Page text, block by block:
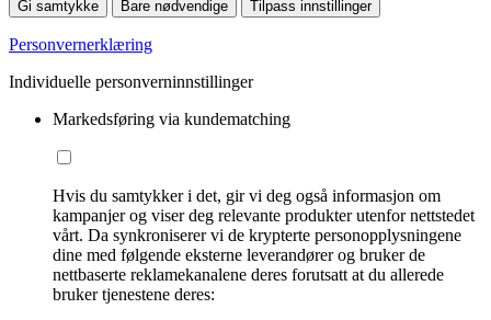
Gi samtykke Bare nødvendige Tilpass innstillinger
Personvernerklæring
Individuelle personverninnstillinger
Markedsføring via kundematching
Hvis du samtykker i det, gir vi deg også informasjon om
kampanjer og viser deg relevante produkter utenfor nettstedet
vårt. Da synkroniserer vi de krypterte personopplysningene
dine med følgende eksterne leverandører og bruker de
nettbaserte reklamekanalene deres forutsatt at du allerede
bruker tjenestene deres: